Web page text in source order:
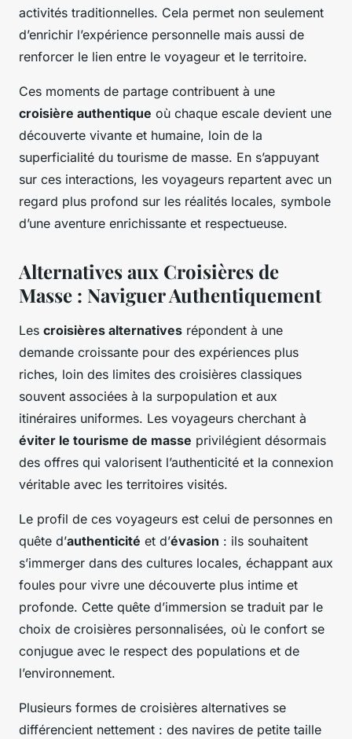
activités traditionnelles. Cela permet non seulement
d’enrichir l’expérience personnelle mais aussi de
renforcer le lien entre le voyageur et le territoire.
Ces moments de partage contribuent à une
croisière authentique où chaque escale devient une
découverte vivante et humaine, loin de la
superficialité du tourisme de masse. En s’appuyant
sur ces interactions, les voyageurs repartent avec un
regard plus profond sur les réalités locales, symbole
d’une aventure enrichissante et respectueuse.
Alternatives aux Croisières de
Masse : Naviguer Authentiquement
Les croisières alternatives répondent à une
demande croissante pour des expériences plus
riches, loin des limites des croisières classiques
souvent associées à la surpopulation et aux
itinéraires uniformes. Les voyageurs cherchant à
éviter le tourisme de masse privilégient désormais
des offres qui valorisent l’authenticité et la connexion
véritable avec les territoires visités.
Le profil de ces voyageurs est celui de personnes en
quête d’authenticité et d’évasion : ils souhaitent
s’immerger dans des cultures locales, échappant aux
foules pour vivre une découverte plus intime et
profonde. Cette quête d’immersion se traduit par le
choix de croisières personnalisées, où le confort se
conjugue avec le respect des populations et de
l’environnement.
Plusieurs formes de croisières alternatives se
différencient nettement : des navires de petite taille